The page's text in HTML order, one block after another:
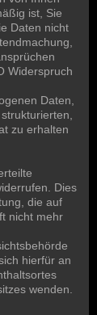
ist, Sie
Daten nicht
Widerspruch
Daten,
zu erhalten
Dies
die auf
nicht mehr
hierfür an
wenden.